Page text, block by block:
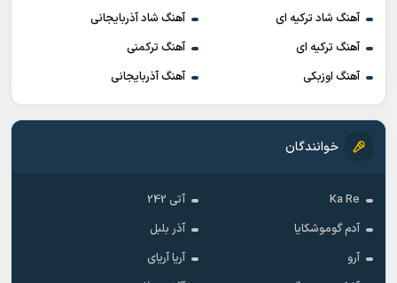
آهنگ شاد ترکیه ای
آهنگ شاد آذربایجانی
آهنگ ترکیه ای
آهنگ ترکمنی
آهنگ اوزبکی
آهنگ آذربایجانی
خوانندگان
Ka Re
آتی 242
آدم گوموشکایا
آذر بلبل
آرو
آریا آریای